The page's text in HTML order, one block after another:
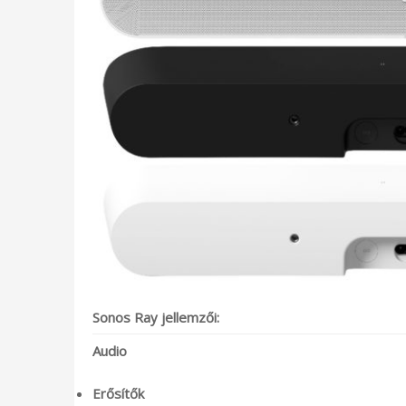
Sonos Ray jellemzői:
Audio
Erősítők